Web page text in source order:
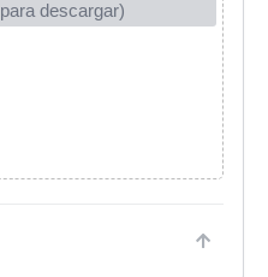
para descargar)